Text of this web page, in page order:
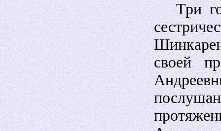
Три
своей